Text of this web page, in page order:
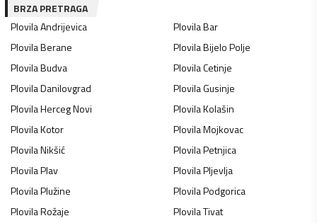
BRZA PRETRAGA
PlovilaAndrijevica PlovilaBar
PlovilaBerane PlovilaBijelo Polje
PlovilaBudva PlovilaCetinje
PlovilaDanilovgrad PlovilaGusinje
PlovilaHerceg Novi PlovilaKolašin
PlovilaKotor PlovilaMojkovac
PlovilaNikšić PlovilaPetnjica
PlovilaPlav PlovilaPljevlja
PlovilaPlužine PlovilaPodgorica
PlovilaRožaje PlovilaTivat